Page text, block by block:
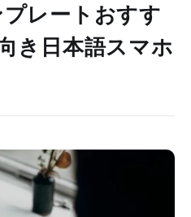
レートおすす
き日本語スマホ